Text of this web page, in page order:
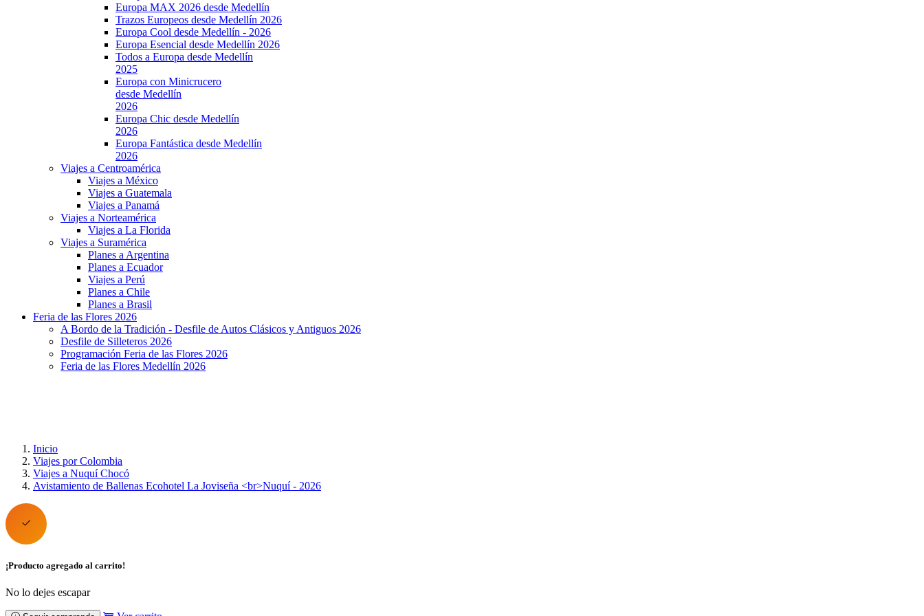
Europa MAX 2026 desde Medellín
Trazos Europeos desde Medellín 2026
Europa Cool desde Medellín - 2026
Europa Esencial desde Medellín 2026
Todos a Europa desde Medellín
2025
Europa con Minicrucero
desde Medellín
2026
Europa Chic desde Medellín
2026
Europa Fantástica desde Medellín
2026
Viajes a Centroamérica
Viajes a México
Viajes a Guatemala
Viajes a Panamá
Viajes a Norteamérica
Viajes a La Florida
Viajes a Suramérica
Planes a Argentina
Planes a Ecuador
Viajes a Perú
Planes a Chile
Planes a Brasil
Feria de las Flores 2026
A Bordo de la Tradición - Desfile de Autos Clásicos y Antiguos 2026
Desfile de Silleteros 2026
Programación Feria de las Flores 2026
Feria de las Flores Medellín 2026
Inicio
Viajes por Colombia
Viajes a Nuquí Chocó
Avistamiento de Ballenas Ecohotel La Joviseña <br>Nuquí - 2026
¡Producto agregado al carrito!
No lo dejes escapar